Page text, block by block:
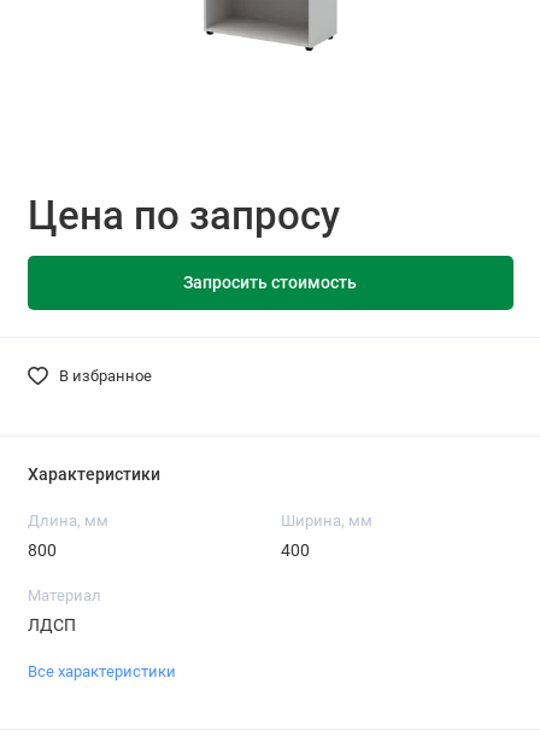
Цена по запросу
Запросить стоимость
В избранное
Характеристики
Длина, мм
800
Ширина, мм
400
Материал
ЛДСП
Все характеристики